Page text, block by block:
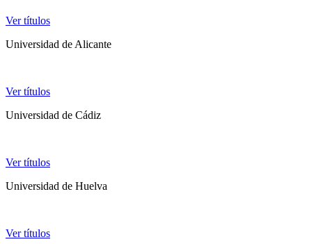
Ver títulos
Universidad de Alicante
Ver títulos
Universidad de Cádiz
Ver títulos
Universidad de Huelva
Ver títulos